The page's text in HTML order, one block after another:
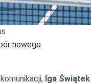
nowego
Iga Świątek